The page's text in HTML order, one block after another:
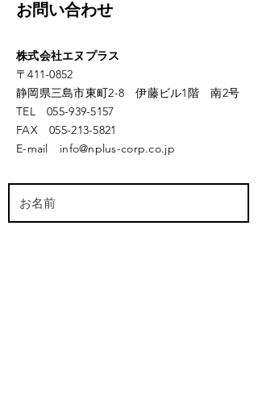
お問い合わせ
株式会社エヌプラス
〒411-0852
静岡県三島市東町2-8 伊藤ビル1階 南2号
TEL055-939-5157
FAX055-213-5821
​E-mail info@nplus-corp.co.jp